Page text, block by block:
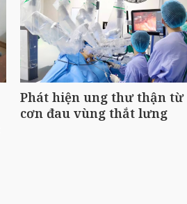
Phát hiện ung thư thận từ
cơn đau vùng thắt lưng